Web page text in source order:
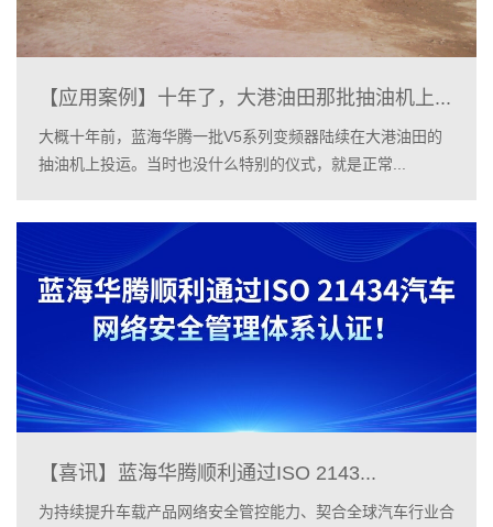
【应用案例】十年了，大港油田那批抽油机上...
大概十年前，蓝海华腾一批V5系列变频器陆续在大港油田的
抽油机上投运。当时也没什么特别的仪式，就是正常...
【喜讯】蓝海华腾顺利通过ISO 2143...
为持续提升车载产品网络安全管控能力、契合全球汽车行业合